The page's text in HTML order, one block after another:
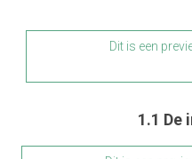
Dit is een
1.1 De